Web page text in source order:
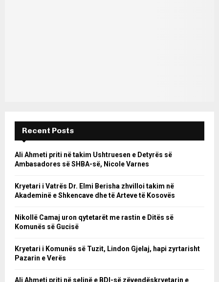
Recent Posts
Ali Ahmeti priti në takim Ushtruesen e Detyrës së
Ambasadores së SHBA-së, Nicole Varnes
Kryetari i Vatrës Dr. Elmi Berisha zhvilloi takim në
Akademinë e Shkencave dhe të Arteve të Kosovës
Nikollë Camaj uron qytetarët me rastin e Ditës së
Komunës së Gucisë
Kryetari i Komunës së Tuzit, Lindon Gjelaj, hapi zyrtarisht
Pazarin e Verës
Ali Ahmeti priti në selinë e BDI-së zëvendëskryetarin e